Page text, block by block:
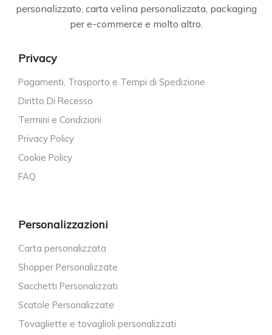
personalizzato, carta velina personalizzata, packaging
per e-commerce e molto altro.
Privacy
Pagamenti, Trasporto e Tempi di Spedizione
Diritto Di Recesso
Termini e Condizioni
Privacy Policy
Cookie Policy
FAQ
Personalizzazioni
Carta personalizzata
Shopper Personalizzate
Sacchetti Personalizzati
Scatole Personalizzate
Tovagliette e tovaglioli personalizzati